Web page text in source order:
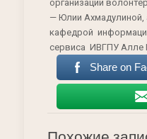
организации
— Юлии Ахмадулиной,
кафедрой
сервиса ИВГПУ Алле
Share on